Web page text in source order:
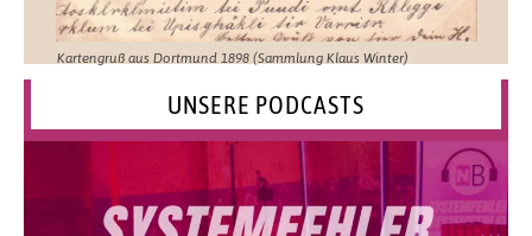
Kartengruß aus Dortmund 1898 (Sammlung Klaus Winter)
UNSERE PODCASTS